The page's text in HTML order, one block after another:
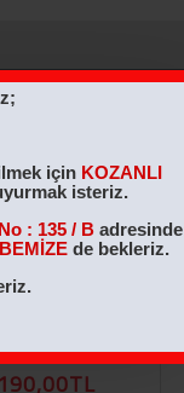
için KOZANLI
isteriz.
: 135 / B adresinde
de bekleriz.
190,00TL